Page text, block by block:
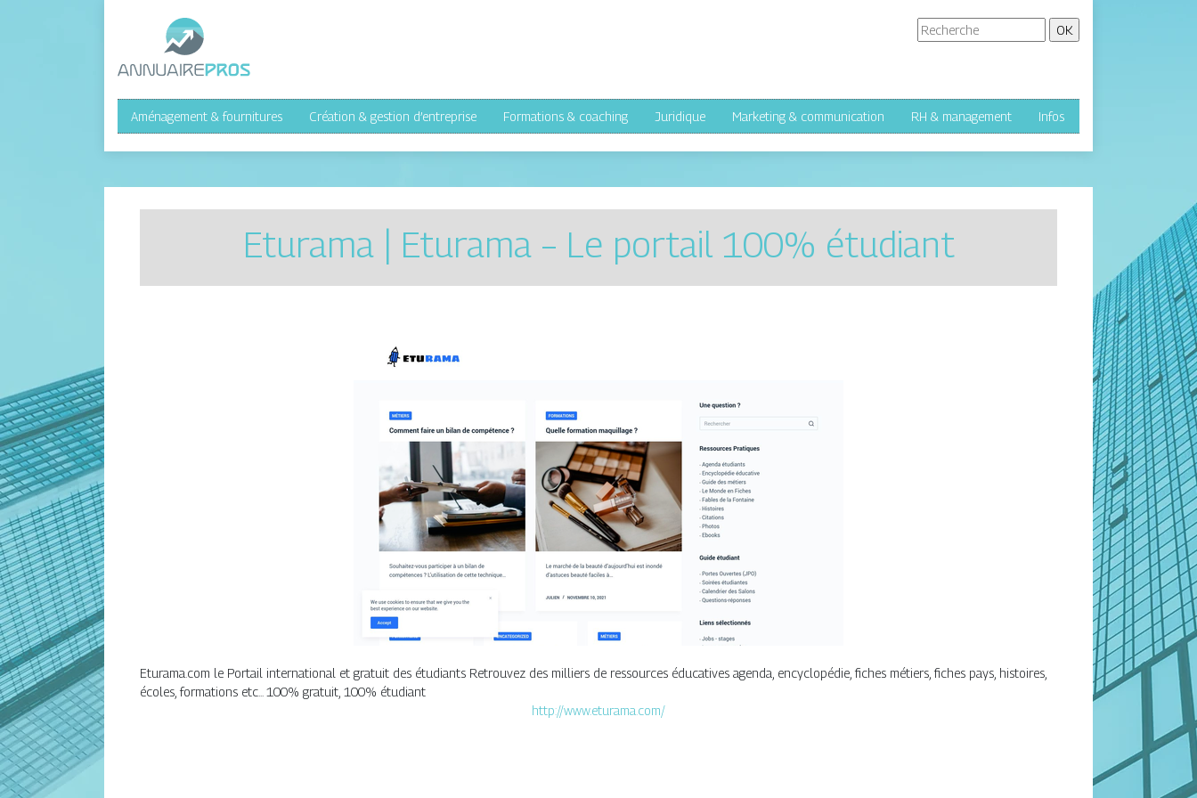
Aménagement & fournitures Création & gestion d’entreprise Formations & coaching Juridique Marketing & communication RH & management Infos
Eturama | Eturama – Le portail 100% étudiant
Eturama.com le Portail international et gratuit des étudiants Retrouvez des milliers de ressources éducatives agenda, encyclopédie, fiches métiers, fiches pays, histoires,
écoles, formations etc... 100% gratuit, 100% étudiant
http://www.eturama.com/